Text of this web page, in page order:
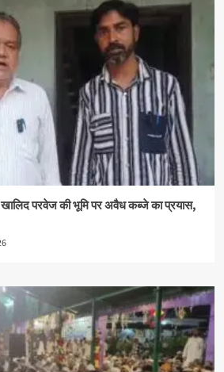
खालिद परवेज की भूमि पर अवैध कब्जे का प्रयास,